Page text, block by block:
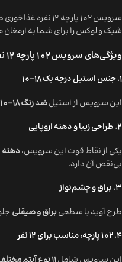
سرویس 102 پارچه 12 نفره غذاخوری طرح آوید از برند معتبر
شیک و لوکس را برای شما به
ویژگی‌های سرویس 102 پارچه 12 نفره غذاخوری طرح آوید داماس
1. جنس استیل درجه یک 18-10
این سرویس از استیلضد زنگ 18-10
2. طراحی زیبا و دهنه اروپایی
یکی از نقاط قوت این سرویس،دهنه
بی‌نقص آن دارد.
3. براق و چشم‌نواز
طرح آوید با سطحیبراق و صیقلی
4. 102 پارچه، مناسب برای 12 نفر